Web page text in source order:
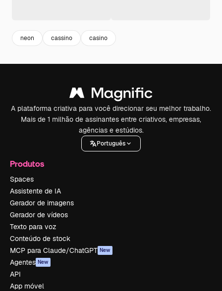
neon cassino casino
A plataforma criativa para você direcionar seu melhor trabalho.
Mais de 1 milhão de assinantes entre criativos, empresas,
agências e estúdios.
Português
Produtos
Spaces
Assistente de IA
Gerador de imagens
Gerador de vídeos
Texto para voz
Conteúdo de stock
MCP para Claude/ChatGPT New
Agentes New
API
App móvel